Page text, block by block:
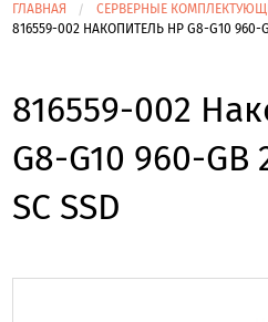
ГЛАВНАЯ СЕРВЕРНЫЕ
816559-002 НАКОПИТЕЛЬ HP G8-G10 960-
816559-002
G8-G10 960-GB
SC SSD